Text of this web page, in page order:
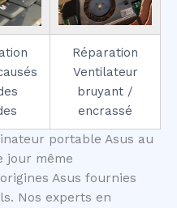
Réparation
Ventilateur
bruyant /
encrassé
portable Asus au
jour même
Asus fournies
Nos experts en